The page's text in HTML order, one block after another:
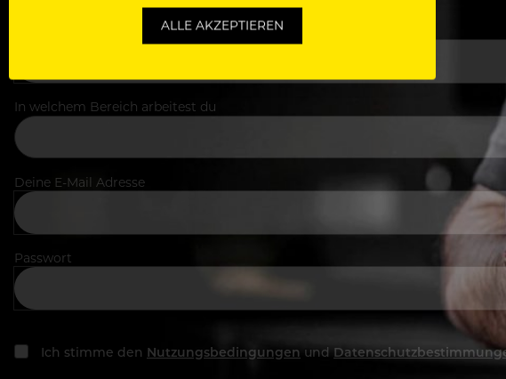
In welchem Bereich arbeitest du
Deine E-Mail Adresse
Passwort
Ich stimme den Nutzungsbedingungen und
ALLE AKZEPTIEREN